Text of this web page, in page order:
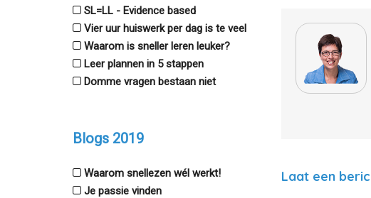
SL=LL - Evidence based
Vier uur huiswerk per dag is te veel
Waarom is sneller leren leuker?
Leer plannen in 5 stappen
Domme vragen bestaan niet
Blogs 2019
Waarom snellezen wél werkt!
Je passie vinden
Laat een